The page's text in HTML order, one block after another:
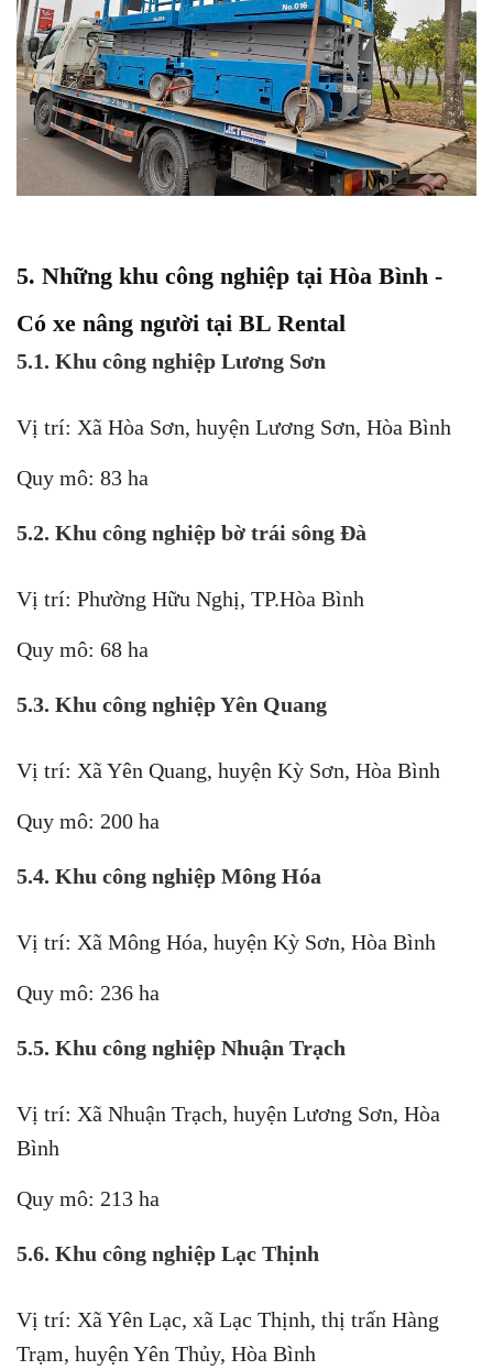
5. Những khu công nghiệp tại Hòa Bình -
Có xe nâng người tại BL Rental
5.1. Khu công nghiệp Lương Sơn
Vị trí: Xã Hòa Sơn, huyện Lương Sơn, Hòa Bình
Quy mô: 83 ha
5.2. Khu công nghiệp bờ trái sông Đà
Vị trí: Phường Hữu Nghị, TP.Hòa Bình
Quy mô: 68 ha
5.3. Khu công nghiệp Yên Quang
Vị trí: Xã Yên Quang, huyện Kỳ Sơn, Hòa Bình
Quy mô: 200 ha
5.4. Khu công nghiệp Mông Hóa
Vị trí: Xã Mông Hóa, huyện Kỳ Sơn, Hòa Bình
Quy mô: 236 ha
5.5. Khu công nghiệp Nhuận Trạch
Vị trí: Xã Nhuận Trạch, huyện Lương Sơn, Hòa
Bình
Quy mô: 213 ha
5.6. Khu công nghiệp Lạc Thịnh
Vị trí: Xã Yên Lạc, xã Lạc Thịnh, thị trấn Hàng
Trạm, huyện Yên Thủy, Hòa Bình